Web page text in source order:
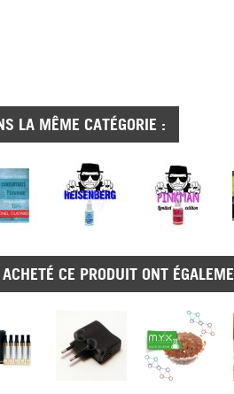
LA MÊME CATÉGORIE :
CE PRODUIT ONT